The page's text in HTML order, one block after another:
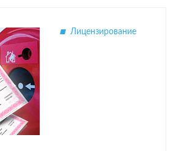
Лицензирование